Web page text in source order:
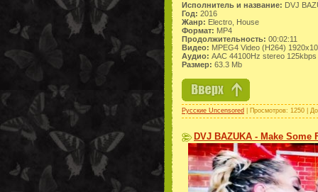
Исполнитель и название: DVJ
Год: 2016
Жанр: Electro, House
Формат: MP4
Продолжительность: 00:02:11
Видео: MPEG4 Video (H264)
Аудио: AAC 44100Hz stereo 125kbps
Размер: 63.3 Mb
Русские Uncensored | Просмотров: 1250 |
DVJ BAZUKA - Make Some